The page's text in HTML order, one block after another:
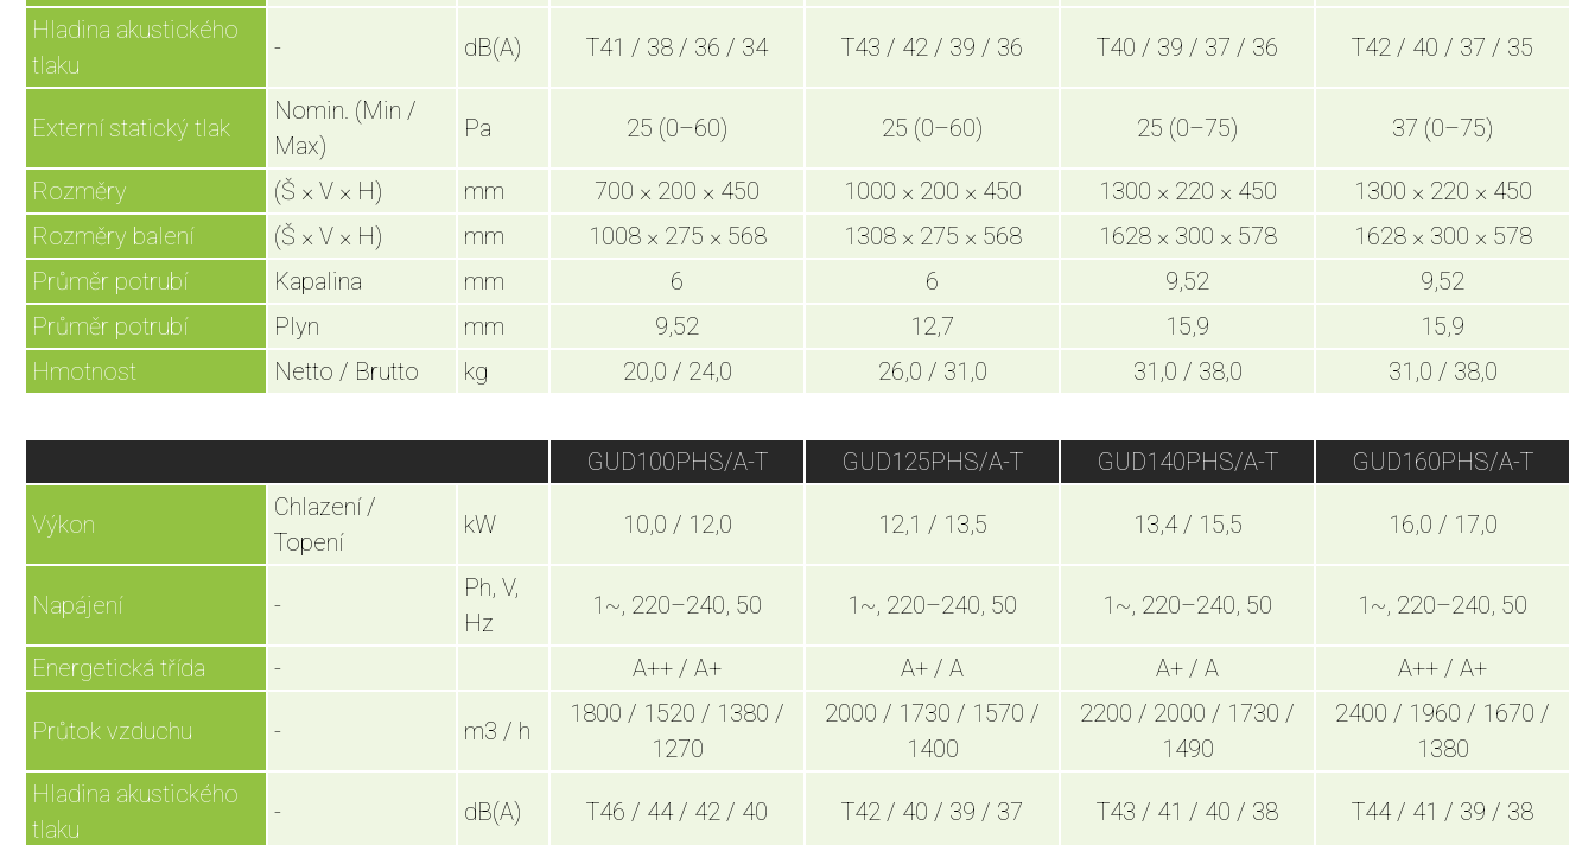
Hladina akustického
tlaku
- dB(A) T41 / 38 / 36 / 34 T43 / 42 / 39 / 36 T40 / 39 / 37 / 36 T42 / 40 / 37 / 35
Externí statický tlak
Nomin. (Min /
Max)
Pa 25 (0–60) 25 (0–60) 25 (0–75) 37 (0–75)
Rozměry (Š × V × H) mm 700 × 200 × 450 1000 × 200 × 450 1300 × 220 × 450
1300 × 220 × 450
Rozměry balení
(Š × V × H) mm 1008 × 275 × 568 1308 × 275 × 568 1628 × 300 × 578
1628 × 300 × 578
Průměr potrubí
Kapalina mm 6 6 9,52
9,52
Průměr potrubí
Plyn mm 9,52 12,7 15,9
15,9
Hmotnost
Netto / Brutto kg 20,0 / 24,0 26,0 / 31,0 31,0 / 38,0 31,0 / 38,0
GUD100PHS/A-T GUD125PHS/A-T GUD140PHS/A-T GUD160PHS/A-T
Výkon
Chlazení /
Topení
kW 10,0 / 12,0 12,1 / 13,5 13,4 / 15,5 16,0 / 17,0
Napájení -
Ph, V,
Hz
1~, 220–240, 50 1~, 220–240, 50 1~, 220–240, 50 1~, 220–240, 50
Energetická třída - A++ / A+ A+ / A A+ / A A++ / A+
Průtok vzduchu - m3 / h
1800 / 1520 / 1380 /
1270
2000 / 1730 / 1570 /
1400
2200 / 2000 / 1730 /
1490
2400 / 1960 / 1670 /
1380
Hladina akustického
tlaku
- dB(A) T46 / 44 / 42 / 40 T42 / 40 / 39 / 37 T43 / 41 / 40 / 38 T44 / 41 / 39 / 38